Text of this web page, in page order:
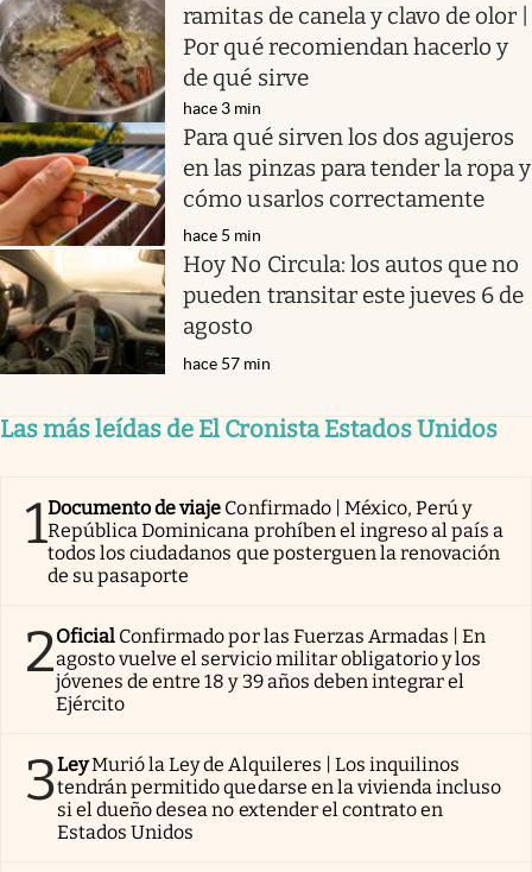
ramitas de canela y clavo de olor |
Por qué recomiendan hacerlo y
de qué sirve
hace 3 min
Para qué sirven los dos agujeros
en las pinzas para tender la ropa y
cómo usarlos correctamente
hace 5 min
Hoy No Circula: los autos que no
pueden transitar este jueves 6 de
agosto
hace 57 min
Las más leídas de El Cronista Estados Unidos
1Documento de viaje Confirmado | México, Perú y
República Dominicana prohíben el ingreso al país a
todos los ciudadanos que posterguen la renovación
de su pasaporte
2Oficial Confirmado por las Fuerzas Armadas | En
agosto vuelve el servicio militar obligatorio y los
jóvenes de entre 18 y 39 años deben integrar el
Ejército
3LeyMurió la Ley de Alquileres | Los inquilinos
tendrán permitido quedarse en la vivienda incluso
si el dueño desea no extender el contrato en
Estados Unidos